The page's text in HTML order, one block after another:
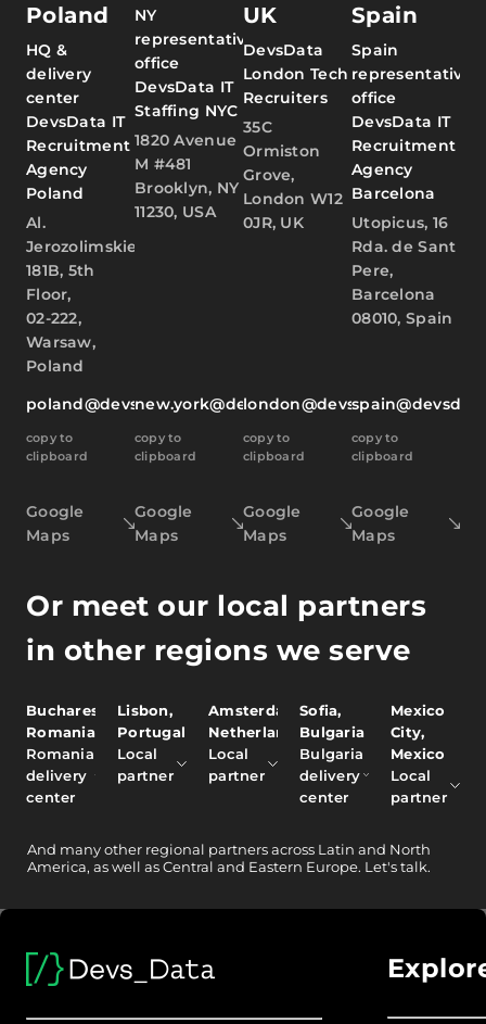
Poland
HQ &
delivery
center
DevsData IT
Recruitment
Agency
Poland
Al.
Jerozolimskie
181B, 5th
Floor,
02-222,
Warsaw,
Poland
poland@devsdata.com
copy to
clipboard
Google
Maps
NY
representative
office
DevsData IT
Staffing NYC
1820 Avenue
M #481
Brooklyn, NY
11230, USA
new.york@devsdata.com
copy to
clipboard
Google
Maps
UK
DevsData
London Tech
Recruiters
35C
Ormiston
Grove,
London W12
0JR, UK
london@devsdata.com
copy to
clipboard
Google
Maps
Spain
Spain
representative
office
DevsData IT
Recruitment
Agency
Barcelona
Utopicus, 16
Rda. de Sant
Pere,
Barcelona
08010, Spain
copy to
clipboard
Google
Maps
Or meet our local partners
in other regions we serve
Bucharest,
Romania
Romania
delivery
center
Lisbon,
Portugal
Local
partner
Amsterdam,
Netherlands
Local
partner
Sofia,
Bulgaria
Bulgaria
delivery
center
Mexico
City,
Mexico
Local
partner
And many other regional partners across Latin and North
America, as well as Central and Eastern Europe. Let's talk.